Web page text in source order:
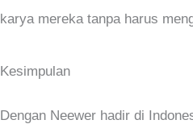
karya mereka tanpa harus
Kesimpulan
Dengan Neewer hadir di